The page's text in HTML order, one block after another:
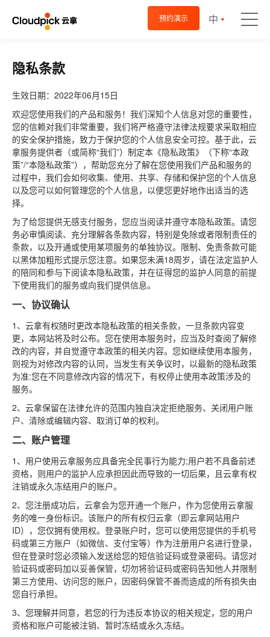
预约演示 中
隐私条款
生效日期：2022年06月15日
欢迎您使用我们的产品和服务！我们深知个人信息对您的重要性，
您的信赖对我们非常重要，我们将严格遵守法律法规要求采取相应
的安全保护措施，致力于保护您的个人信息安全可控。基于此，云
拿服务提供者（或简称“我们”）制定本《隐私政策》（下称“本政
策”/“本隐私政策”），帮助您充分了解在您使用我们产品和服务的
过程中，我们会如何收集、使用、共享、存储和保护您的个人信息
以及您可以如何管理您的个人信息，以便您更好地作出适当的选
择。
为了给您提供无感支付服务，您应当阅读并遵守本隐私政策。请您
务必审慎阅读、充分理解各条款内容，特别是免除或者限制责任的
条款，以及开通或使用某项服务的单独协议。限制、免责条款可能
以黑体加粗形式提示您注意。如果您未满18周岁，请在法定监护人
的陪同和参与下阅读本隐私政策，并在征得您的监护人同意的前提
下使用我们的服务或向我们提供信息。
一、协议确认
1、云拿有权随时更改本隐私政策的相关条款，一旦条款内容变
更，本网站将及时公布。您在使用本服务时，应当及时查阅了解修
改的内容，并自觉遵守本政策的相关内容。您如继续使用本服务，
则视为对修改内容的认同，当发生有关争议时，以最新的隐私政策
为准:您在不同意修改内容的情况下，有权停止使用本政策涉及的
服务。
2、云拿保留在法律允许的范围内独自决定拒绝服务、关闭用户账
户、清除或编辑内容、取消订单的权利。
二、账户管理
1、用户使用云拿服务应具备完全民事行为能力;用户若不具备前述
资格，则用户的监护人应承担因此而导致的一切后果，且云拿有权
注销或永久冻结用户的账户。
2、您注册成功后，云拿会为您开通一个账户，作为您使用云拿服
务的唯一身份标识。该账户的所有权归云拿（即云拿网站用户
ID），您仅拥有使用权。登录账户时，您可以使用您提供的手机号
码或第三方账户（如微信、支付宝等）作为注册用户名进行登录，
但在登录时您必须输入发送给您的短信验证码或登录密码。请您对
验证码或密码加以妥善保管，切勿将验证码或密码告知他人并限制
第三方使用、访问您的账户，因密码保管不善而造成的所有损失由
您自行承担。
3、您理解并同意，若您的行为违反本协议的相关规定，您的用户
资格和账户可能被注销、暂时冻结或永久冻结。